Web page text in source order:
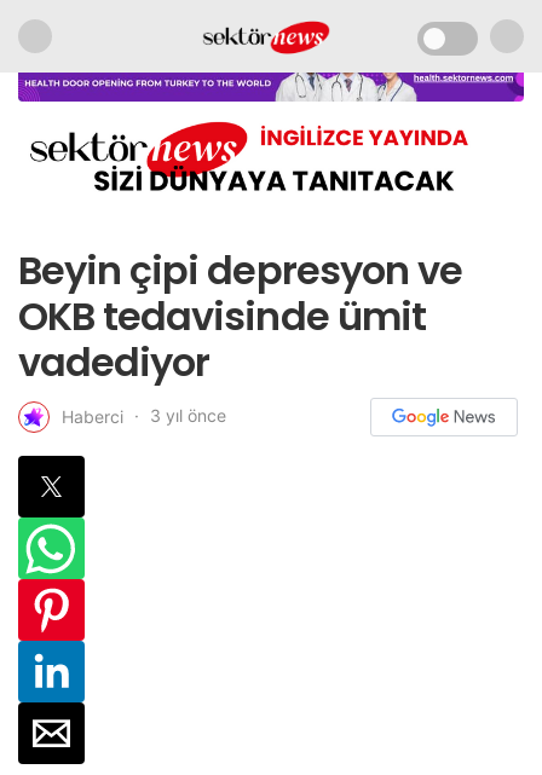
Beyin çipi depresyon ve
OKB tedavisinde ümit
vadediyor
Haberci 3 yıl önce